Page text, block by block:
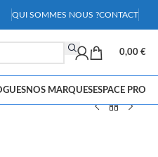
QUI SOMMES NOUS ?CONTACT
0,00 €
NOS MARQUESESPACE PRO